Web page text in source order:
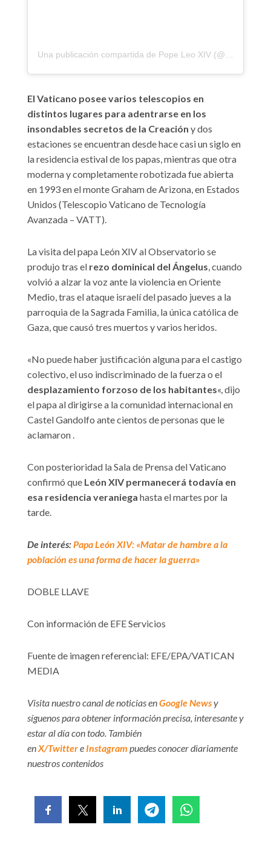
El Vaticano posee varios telescopios en
distintos lugares para adentrarse en los
insondables secretos de la Creación y dos
estaciones se encuentran desde hace casi un siglo en
la residencia estival de los papas, mientras que otra
moderna y completamente robotizada fue abierta
en 1993 en el monte Graham de Arizona, en Estados
Unidos (Telescopio Vaticano de Tecnología
Avanzada – VATT).
La visita del papa León XIV al Observatorio se
produjo tras el rezo dominical del Ángelus, cuando
volvió a alzar la voz ante la violencia en Oriente
Medio, tras el ataque israelí del pasado jueves a la
parroquia de la Sagrada Familia, la única católica de
Gaza, que causó tres muertos y varios heridos.
«No puede haber justificación alguna para el castigo
colectivo, el uso indiscriminado de la fuerza o el
desplazamiento forzoso de los habitantes«, dijo
el papa al dirigirse a la comunidad internacional en
Castel Gandolfo ante cientos de personas que le
aclamaron .
Con posterioridad la Sala de Prensa del Vaticano
confirmó que León XIV permanecerá todavía en
esa residencia veraniega hasta el martes por la
tarde.
De interés:Papa León XIV: «Matar de hambre a la
población es una forma de hacer la guerra»
DOBLE LLAVE
Con información de EFE Servicios
Fuente de imagen referencial: EFE/EPA/VATICAN
MEDIA
Visita nuestro canal de noticias enGoogle Newsy
síguenos para obtener información precisa, interesante y
estar al día con todo. También
enX/Twittere Instagram puedes conocer diariamente
nuestros contenidos